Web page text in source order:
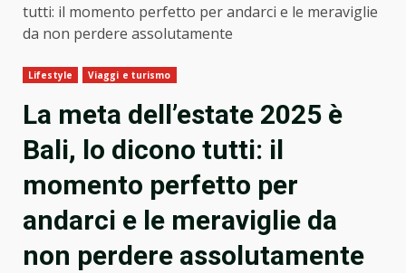
tutti: il momento perfetto per andarci e le meraviglie
da non perdere assolutamente
Lifestyle Viaggi e turismo
La meta dell’estate 2025 è
Bali, lo dicono tutti: il
momento perfetto per
andarci e le meraviglie da
non perdere assolutamente